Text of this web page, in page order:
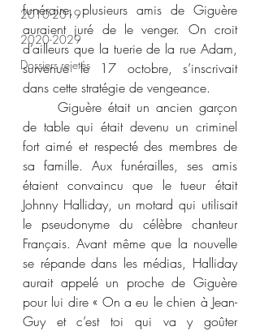
2010-2019
2020-2029
Dossiers rejetés
funéraire, plusieurs amis de Giguère
auraient juré de le venger. On croit
d’ailleurs que la tuerie de la rue Adam,
survenue le 17 octobre, s’inscrivait
dans cette stratégie de vengeance.
de table qui était devenu un criminel
fort aimé et respecté des membres de
sa famille. Aux funérailles, ses amis
étaient convaincu que le tueur était
Johnny Halliday, un motard qui utilisait
le pseudonyme du célèbre chanteur
Français. Avant même que la nouvelle
se répande dans les médias, Halliday
aurait appelé un proche de Giguère
pour lui dire « On a eu le chien à Jean-
Guy et c’est toi qui va y goûter